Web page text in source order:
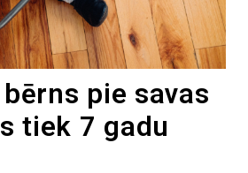
pie savas
tiek 7 gadu